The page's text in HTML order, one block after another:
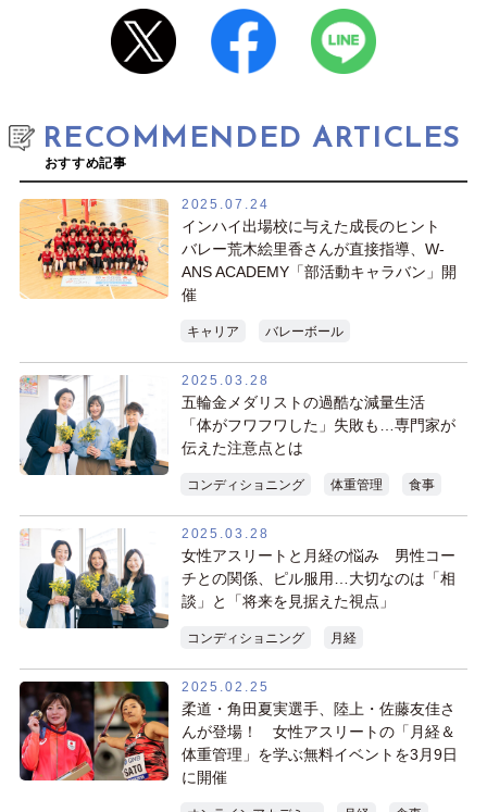
RECOMMENDED ARTICLES
おすすめ記事
2025.07.24
インハイ出場校に与えた成長のヒント
バレー荒木絵里香さんが直接指導、W-
ANS ACADEMY「部活動キャラバン」開
催
キャリア バレーボール
2025.03.28
五輪金メダリストの過酷な減量生活
「体がフワフワした」失敗も…専門家が
伝えた注意点とは
コンディショニング 体重管理 食事
2025.03.28
女性アスリートと月経の悩み 男性コー
チとの関係、ピル服用…大切なのは「相
談」と「将来を見据えた視点」
コンディショニング 月経
2025.02.25
柔道・角田夏実選手、陸上・佐藤友佳さ
んが登場！ 女性アスリートの「月経＆
体重管理」を学ぶ無料イベントを3月9日
に開催